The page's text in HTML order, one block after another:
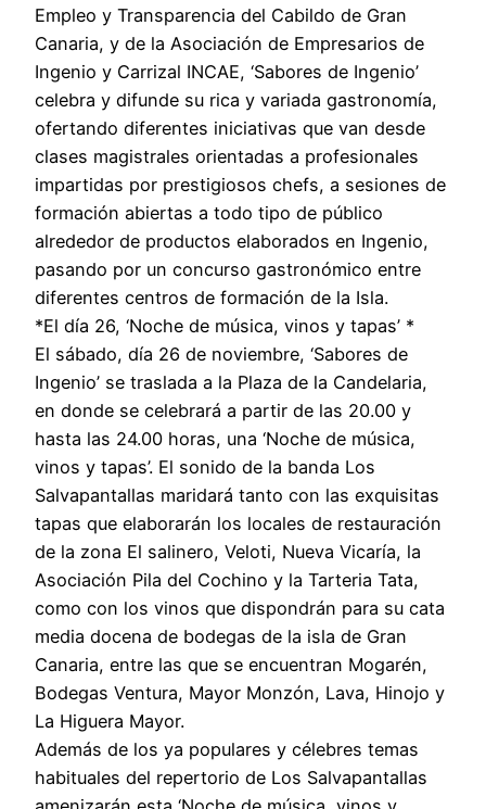
Empleo y Transparencia del Cabildo de Gran
Canaria, y de la Asociación de Empresarios de
Ingenio y Carrizal INCAE, ‘Sabores de Ingenio’
celebra y difunde su rica y variada gastronomía,
ofertando diferentes iniciativas que van desde
clases magistrales orientadas a profesionales
impartidas por prestigiosos chefs, a sesiones de
formación abiertas a todo tipo de público
alrededor de productos elaborados en Ingenio,
pasando por un concurso gastronómico entre
diferentes centros de formación de la Isla.
*El día 26, ‘Noche de música, vinos y tapas’ *
El sábado, día 26 de noviembre, ‘Sabores de
Ingenio’ se traslada a la Plaza de la Candelaria,
en donde se celebrará a partir de las 20.00 y
hasta las 24.00 horas, una ‘Noche de música,
vinos y tapas’. El sonido de la banda Los
Salvapantallas maridará tanto con las exquisitas
tapas que elaborarán los locales de restauración
de la zona El salinero, Veloti, Nueva Vicaría, la
Asociación Pila del Cochino y la Tarteria Tata,
como con los vinos que dispondrán para su cata
media docena de bodegas de la isla de Gran
Canaria, entre las que se encuentran Mogarén,
Bodegas Ventura, Mayor Monzón, Lava, Hinojo y
La Higuera Mayor.
Además de los ya populares y célebres temas
habituales del repertorio de Los Salvapantallas